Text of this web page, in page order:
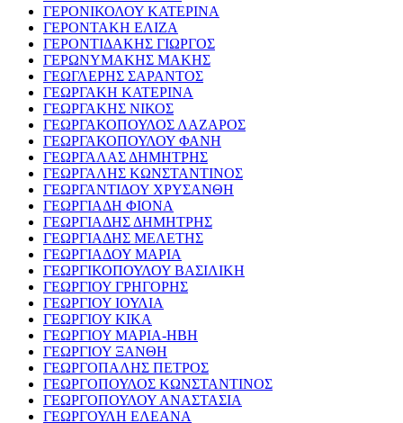
ΓΕΡΟΝΙΚΟΛΟΥ ΚΑΤΕΡΙΝΑ
ΓΕΡΟΝΤΑΚΗ ΕΛΙΖΑ
ΓΕΡΟΝΤΙΔΑΚΗΣ ΓΙΩΡΓΟΣ
ΓΕΡΩΝΥΜΑΚΗΣ ΜΑΚΗΣ
ΓΕΩΓΛΕΡΗΣ ΣΑΡΑΝΤΟΣ
ΓΕΩΡΓΑΚΗ ΚΑΤΕΡΙΝΑ
ΓΕΩΡΓΑΚΗΣ ΝΙΚΟΣ
ΓΕΩΡΓΑΚΟΠΟΥΛΟΣ ΛΑΖΑΡΟΣ
ΓΕΩΡΓΑΚΟΠΟΥΛΟΥ ΦΑΝΗ
ΓΕΩΡΓΑΛΑΣ ΔΗΜΗΤΡΗΣ
ΓΕΩΡΓΑΛΗΣ ΚΩΝΣΤΑΝΤΙΝΟΣ
ΓΕΩΡΓΑΝΤΙΔΟΥ ΧΡΥΣΑΝΘΗ
ΓΕΩΡΓΙΑΔΗ ΦΙΟΝΑ
ΓΕΩΡΓΙΑΔΗΣ ΔΗΜΗΤΡΗΣ
ΓΕΩΡΓΙΑΔΗΣ ΜΕΛΕΤΗΣ
ΓΕΩΡΓΙΑΔΟΥ ΜΑΡΙΑ
ΓΕΩΡΓΙΚΟΠΟΥΛΟΥ ΒΑΣΙΛΙΚΗ
ΓΕΩΡΓΙΟΥ ΓΡΗΓΟΡΗΣ
ΓΕΩΡΓΙΟΥ ΙΟΥΛΙΑ
ΓΕΩΡΓΙΟΥ ΚΙΚΑ
ΓΕΩΡΓΙΟΥ ΜΑΡΙΑ-ΗΒΗ
ΓΕΩΡΓΙΟΥ ΞΑΝΘΗ
ΓΕΩΡΓΟΠΑΛΗΣ ΠΕΤΡΟΣ
ΓΕΩΡΓΟΠΟΥΛΟΣ ΚΩΝΣΤΑΝΤΙΝΟΣ
ΓΕΩΡΓΟΠΟΥΛΟΥ ΑΝΑΣΤΑΣΙΑ
ΓΕΩΡΓΟΥΛΗ ΕΛΕΑΝΑ